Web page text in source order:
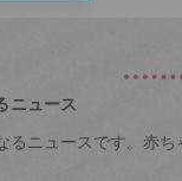
ニュース
るニュースです。赤ち